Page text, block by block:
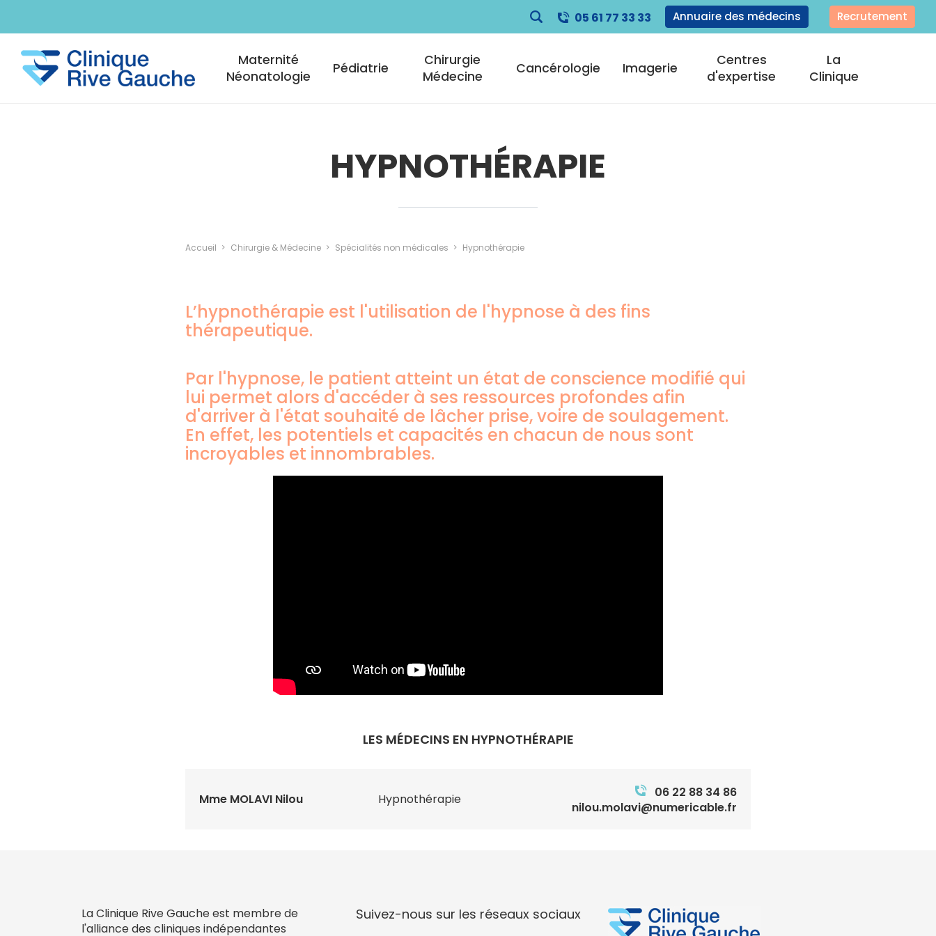
05 61 77 33 33 Annuaire des médecins Recrutement
Maternité
Néonatologie
Pédiatrie
Chirurgie
Médecine
Cancérologie Imagerie
Centres
d'expertise
La
Clinique
HYPNOTHÉRAPIE
Accueil Chirurgie & Médecine Spécialités non médicales Hypnothérapie
L’hypnothérapie est l'utilisation de l'hypnose à des fins
thérapeutique.
Par l'hypnose, le patient atteint un état de conscience modifié qui
lui permet alors d'accéder à ses ressources profondes afin
d'arriver à l'état souhaité de lâcher prise, voire de soulagement.
En effet, les potentiels et capacités en chacun de nous sont
incroyables et innombrables.
LES MÉDECINS EN HYPNOTHÉRAPIE
Mme MOLAVI Nilou Hypnothérapie
06 22 88 34 86
nilou.molavi@numericable.fr
La Clinique Rive Gauche est membre de
l'alliance des cliniques indépendantes
Suivez-nous sur les réseaux sociaux